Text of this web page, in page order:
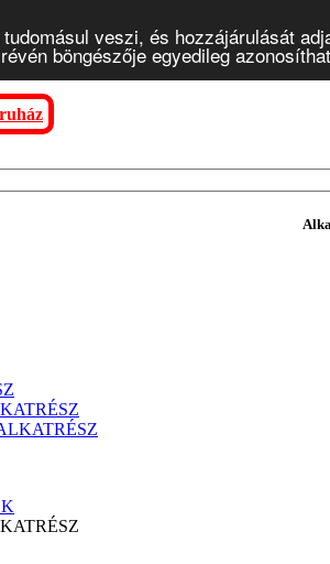
veszi, és hozzájárulását
böngészője egyedileg